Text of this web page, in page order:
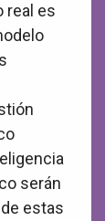
real es
serán
estas